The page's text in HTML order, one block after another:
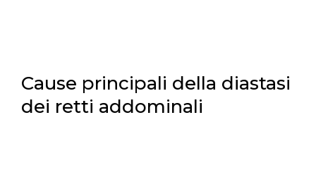
Cause principali della diastasi
dei retti addominali